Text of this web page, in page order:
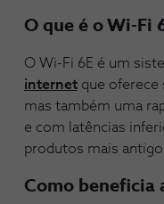
O que é o Wi-Fi
O Wi-Fi 6E é um
internet que oferece
mas também uma
e com latências
produtos mais
Como beneficia